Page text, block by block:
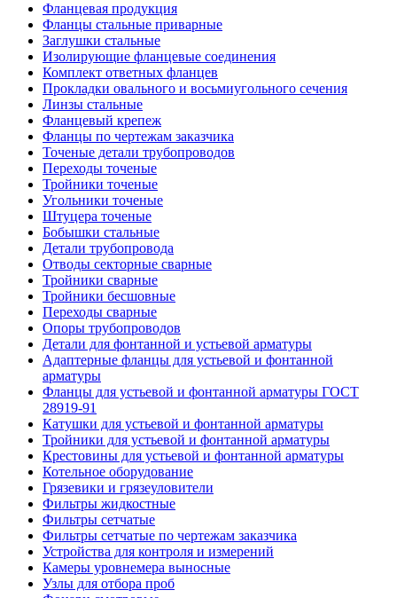
Фланцевая продукция
Фланцы стальные приварные
Заглушки стальные
Изолирующие фланцевые соединения
Комплект ответных фланцев
Прокладки овального и восьмиугольного сечения
Линзы стальные
Фланцевый крепеж
Фланцы по чертежам заказчика
Точеные детали трубопроводов
Переходы точеные
Тройники точеные
Угольники точеные
Штуцера точеные
Бобышки стальные
Детали трубопровода
Отводы секторные сварные
Тройники сварные
Тройники бесшовные
Переходы сварные
Опоры трубопроводов
Детали для фонтанной и устьевой арматуры
Адаптерные фланцы для устьевой и фонтанной
арматуры
Фланцы для устьевой и фонтанной арматуры ГОСТ
28919-91
Катушки для устьевой и фонтанной арматуры
Тройники для устьевой и фонтанной арматуры
Крестовины для устьевой и фонтанной арматуры
Котельное оборудование
Грязевики и грязеуловители
Фильтры жидкостные
Фильтры сетчатые
Фильтры сетчатые по чертежам заказчика
Устройства для контроля и измерений
Камеры уровнемера выносные
Узлы для отбора проб